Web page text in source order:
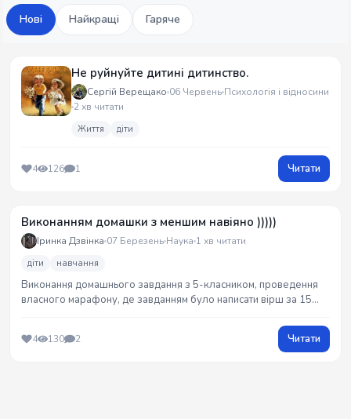
Нові Найкращі Гаряче
Не руйнуйте дитині дитинство.
Сергій Верещако 06 Червень Психологія і відносини
2 хв читати
Життя діти
4 126 1 Читати
Виконанням домашки з меншим навіяно )))))
Іринка Дзвінка 07 Березень Наука 1 хв читати
діти навчання
Виконання домашнього завдання з 5-класником, проведення
власного марафону, де завданням було написати вірш за 15
4 130 2 Читати